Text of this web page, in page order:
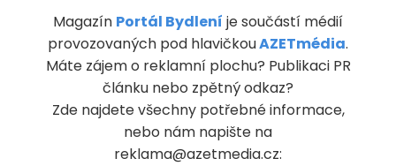
Magazín Portál Bydlení je součástí médií
provozovaných pod hlavičkouAZETmédia.
Máte zájem o reklamní plochu? Publikaci PR
článku nebo zpětný odkaz?
Zde najdete všechny potřebné informace,
nebo nám napište na
reklama@azetmedia.cz: